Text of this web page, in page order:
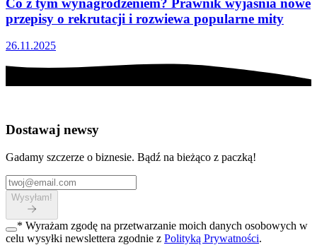
przepisy o rekrutacji i rozwiewa popularne mity
26.11.2025
Dostawaj newsy
Gadamy szczerze o biznesie. Bądź na bieżąco z paczką!
Wysyłam!
* Wyrażam zgodę na przetwarzanie moich danych osobowych w
celu wysyłki newslettera zgodnie z Polityką Prywatności.